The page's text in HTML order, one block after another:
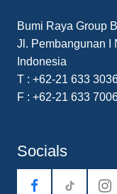
Bumi Raya Group
Jl. Pembangunan I
Indonesia
T : +62-21 633
F : +62-21 633
Socials
tiktok